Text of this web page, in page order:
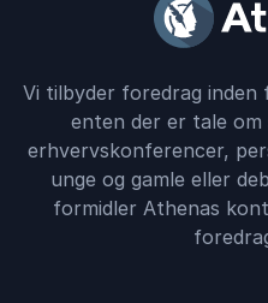
Vi tilbyder foredrag inden
enten der er tale
erhvervskonferencer,
unge og gamle eller
formidler Athenas